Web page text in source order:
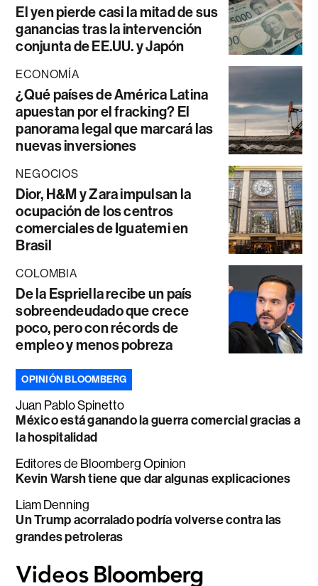
El yen pierde casi la mitad de sus
ganancias tras la intervención
conjunta de EE.UU. y Japón
ECONOMÍA
¿Qué países de América Latina
apuestan por el fracking? El
panorama legal que marcará las
nuevas inversiones
NEGOCIOS
Dior, H&M y Zara impulsan la
ocupación de los centros
comerciales de Iguatemi en
Brasil
COLOMBIA
De la Espriella recibe un país
sobreendeudado que crece
poco, pero con récords de
empleo y menos pobreza
OPINIÓN BLOOMBERG
Juan Pablo Spinetto
México está ganando la guerra comercial gracias a
la hospitalidad
Editores de Bloomberg Opinion
Kevin Warsh tiene que dar algunas explicaciones
Liam Denning
Un Trump acorralado podría volverse contra las
grandes petroleras